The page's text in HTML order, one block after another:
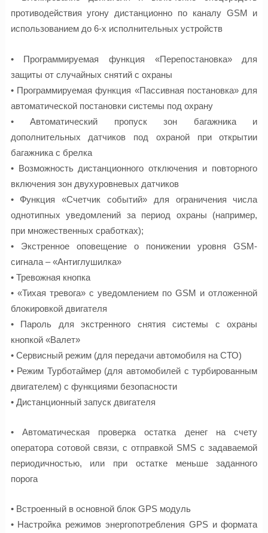
противодействия угону дистанционно по каналу GSM и
использованием до 6-х исполнительных устройств
• Программируемая функция «Перепостановка» для
защиты от случайных снятий с охраны
• Программируемая функция «Пассивная постановка» для
автоматической постановки системы под охрану
• Автоматический пропуск зон багажника и
дополнительных датчиков под охраной при открытии
багажника с брелка
• Возможность дистанционного отключения и повторного
включения зон двухуровневых датчиков
• Функция «Счетчик событий» для ограничения числа
однотипных уведомлений за период охраны (например,
при множественных сработках);
• Экстренное оповещение о понижении уровня GSM-
сигнала – «Антиглушилка»
• Тревожная кнопка
• «Тихая тревога» с уведомлением по GSM и отложенной
блокировкой двигателя
• Пароль для экстренного снятия системы с охраны
кнопкой «Валет»
• Сервисный режим (для передачи автомобиля на СТО)
• Режим Турботаймер (для автомобилей с турбированным
двигателем) с функциями безопасности
• Дистанционный запуск двигателя
• Автоматическая проверка остатка денег на счету
оператора сотовой связи, с отправкой SMS с задаваемой
периодичностью, или при остатке меньше заданного
порога
• Встроенный в основной блок GPS модуль
• Настройка режимов энергопотребления GPS и формата